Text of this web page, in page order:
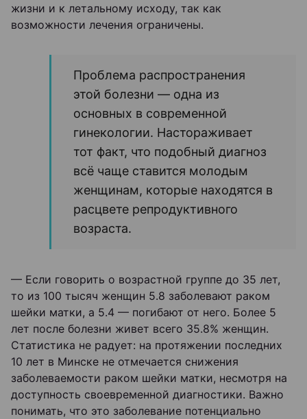
жизни и к летальному исходу, так как
возможности лечения ограничены.
Проблема распространения
этой болезни — одна из
основных в современной
гинекологии. Настораживает
тот факт, что подобный диагноз
всё чаще ставится молодым
женщинам, которые находятся в
расцвете репродуктивного
возраста.
— Если говорить о возрастной группе до 35 лет,
то из 100 тысяч женщин 5.8 заболевают раком
шейки матки, а 5.4 — погибают от него. Более 5
лет после болезни живет всего 35.8% женщин.
Статистика не радует: на протяжении последних
10 лет в Минске не отмечается снижения
заболеваемости раком шейки матки, несмотря на
доступность своевременной диагностики. Важно
понимать, что это заболевание потенциально